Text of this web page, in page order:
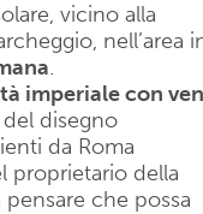
vicino alla
nell’area
.
imperiale con
del disegno
da Roma
proprietario della
che possa